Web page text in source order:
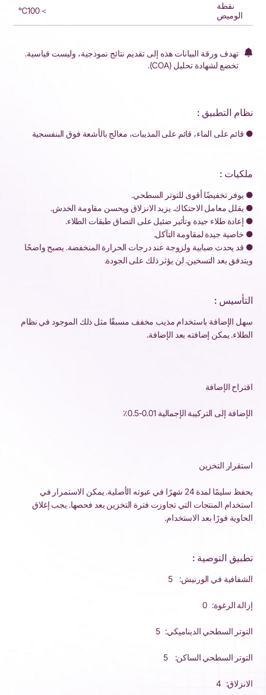
نقطة
الوميض
＞100℃
تهدف ورقة البيانات هذه إلى تقديم نتائج نموذجية، وليست قياسية.
تخضع لشهادة تحليل (COA).
نظام التطبيق :
● قائم على الماء، قائم على المذيبات، معالج بالأشعة فوق البنفسجية
ملكيات :
● يوفر تخفيضًا أقوى للتوتر السطحي.
● يقلل معامل الاحتكاك. يزيد الانزلاق ويحسن مقاومة الخدش.
● إعادة طلاء جيدة وتأثير ضئيل على التصاق طبقات الطلاء.
● خاصية جيدة لمقاومة التآكل.
● قد يحدث ضبابية ولزوجة عند درجات الحرارة المنخفضة. يصبح واضحًا
ويتدفق بعد التسخين. لن يؤثر ذلك على الجودة.
التأسيس :
سهل الإضافة باستخدام مذيب مخفف مسبقًا مثل ذلك الموجود في نظام
الطلاء. يمكن إضافته بعد الإضافة.
اقتراح الإضافة
الإضافة إلى التركيبة الإجمالية 0.01-0.5٪
استقرار التخزين
يحفظ سليمًا لمدة 24 شهرًا في عبوته الأصلية. يمكن الاستمرار في
استخدام المنتجات التي تجاوزت فترة التخزين بعد فحصها. يجب إغلاق
الحاوية فورًا بعد الاستخدام.
تطبيق التوصية :
الشفافية في الورنيش: 5
إزالة الرغوة: 0
التوتر السطحي الديناميكي: 5
التوتر السطحي الساكن: 5
الانزلاق: 4